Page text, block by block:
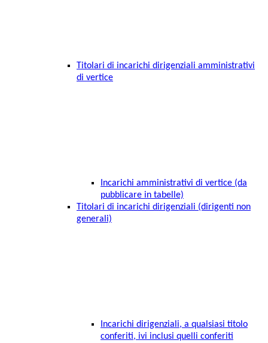
Titolari di incarichi dirigenziali amministrativi
di vertice
Incarichi amministrativi di vertice (da
pubblicare in tabelle)
Titolari di incarichi dirigenziali (dirigenti non
generali)
Incarichi dirigenziali, a qualsiasi titolo
conferiti, ivi inclusi quelli conferiti